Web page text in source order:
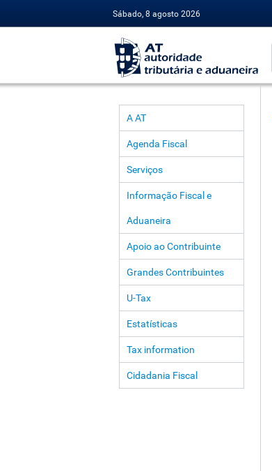
Sábado, 8 agosto 2026
A AT
Agenda Fiscal
Serviços
Informação Fiscal e
Aduaneira
Apoio ao Contribuinte
Grandes Contribuintes
U-Tax
Estatísticas
Tax information
Cidadania Fiscal